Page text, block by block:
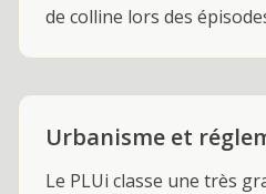
de colline lors des
Urbanisme et
Le PLUi classe une très